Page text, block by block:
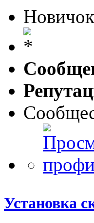
Новичок
Установка